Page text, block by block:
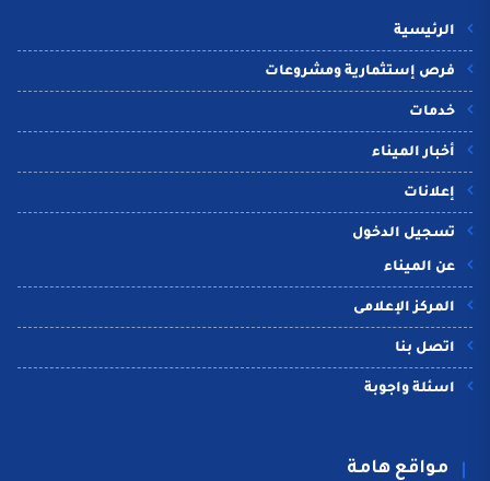
الرئيسية
فرص إستثمارية ومشروعات
خدمات
أخبار الميناء
إعلانات
تسجيل الدخول
عن الميناء
المركز الإعلامى
اتصل بنا
اسئلة واجوبة
مواقع هامة